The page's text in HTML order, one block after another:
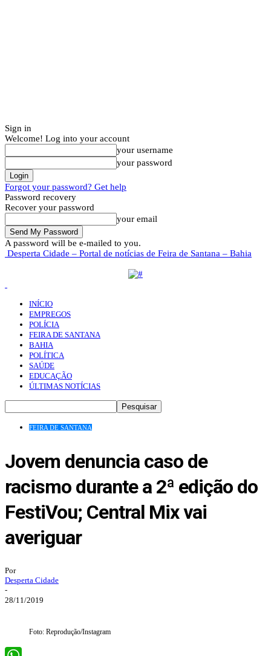
Sign in
Welcome! Log into your account
your username
your password
Forgot your password? Get help
Password recovery
Recover your password
your email
A password will be e-mailed to you.
Desperta Cidade – Portal de notícias de Feira de Santana – Bahia
INÍCIO
EMPREGOS
POLÍCIA
FEIRA DE SANTANA
BAHIA
POLÍTICA
SAÚDE
EDUCAÇÃO
ÚLTIMAS NOTÍCIAS
FEIRA DE SANTANA
Jovem denuncia caso de
racismo durante a 2ª edição do
FestiVou; Central Mix vai
averiguar
Por
Desperta Cidade
-
28/11/2019
Foto: Reprodução/Instagram